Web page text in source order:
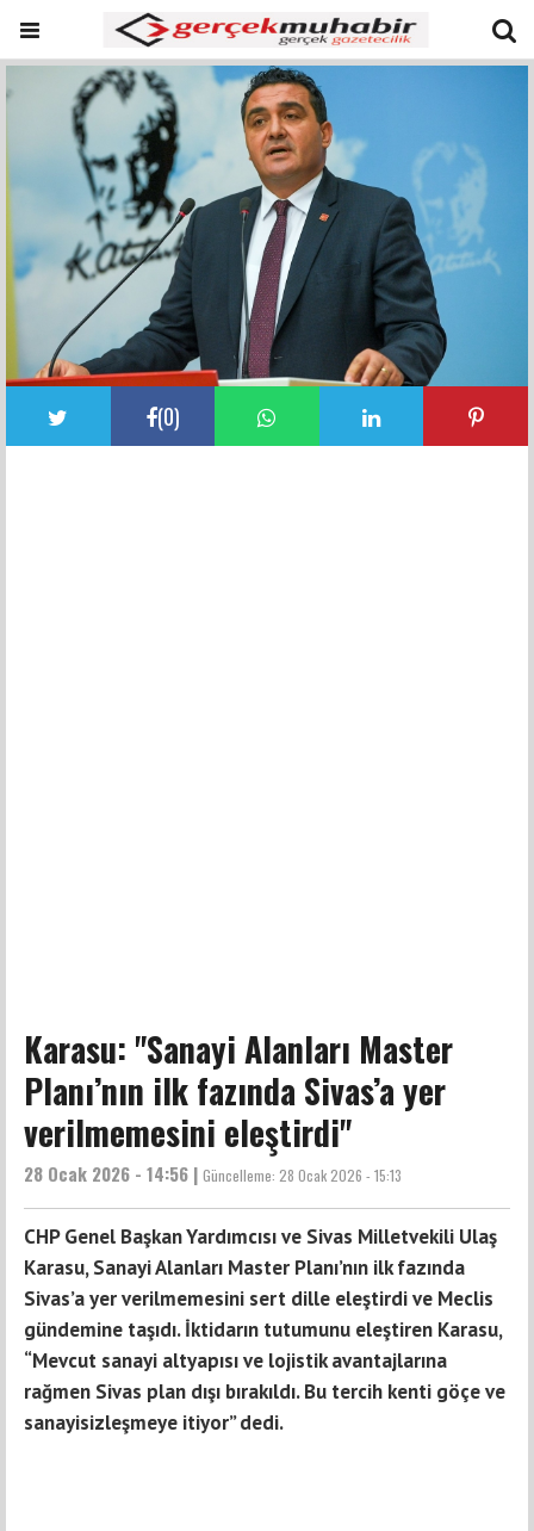
(0)
Karasu: "Sanayi Alanları Master
Planı’nın ilk fazında Sivas’a yer
verilmemesini eleştirdi"
28 Ocak 2026 - 14:56 | Güncelleme: 28 Ocak 2026 - 15:13
CHP Genel Başkan Yardımcısı ve Sivas Milletvekili Ulaş
Karasu, Sanayi Alanları Master Planı’nın ilk fazında
Sivas’a yer verilmemesini sert dille eleştirdi ve Meclis
gündemine taşıdı. İktidarın tutumunu eleştiren Karasu,
“Mevcut sanayi altyapısı ve lojistik avantajlarına
rağmen Sivas plan dışı bırakıldı. Bu tercih kenti göçe ve
sanayisizleşmeye itiyor” dedi.